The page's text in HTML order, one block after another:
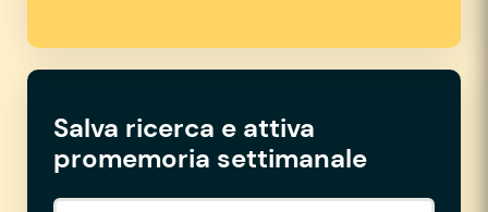
Salva ricerca e attiva
promemoria settimanale